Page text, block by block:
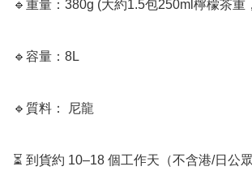
🔹重量：380g (大約1.5包250ml檸檬茶重
🔹容量：8L
🔹質料： 尼龍
⏳ 到貨約 10–18 個工作天（不含港/日公